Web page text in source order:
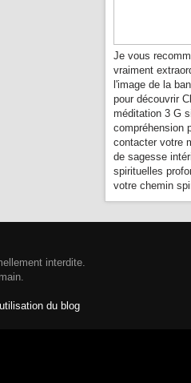
Je vous
vraiment
l'image de la
pour découvrir
méditation 3 G
compréhension
contacter votre
de sagesse
spirituelles
votre chemin
interdite.
du blog